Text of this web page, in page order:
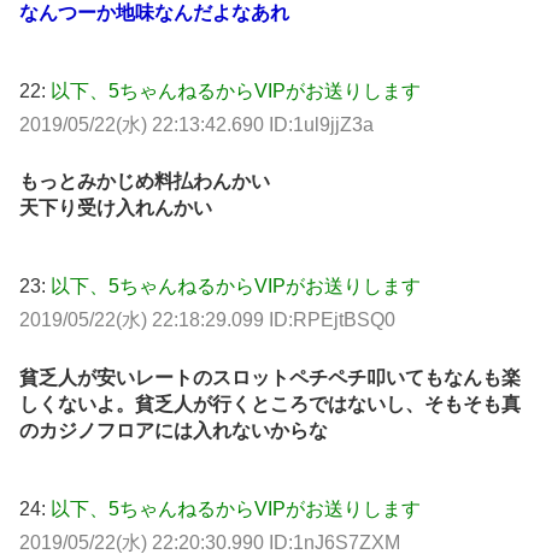
なんつーか地味なんだよなあれ
22: 以下、5ちゃんねるからVIPがお送りします
2019/05/22(水) 22:13:42.690 ID:1ul9jjZ3a
もっとみかじめ料払わんかい
天下り受け入れんかい
23: 以下、5ちゃんねるからVIPがお送りします
2019/05/22(水) 22:18:29.099 ID:RPEjtBSQ0
貧乏人が安いレートのスロットペチペチ叩いてもなんも楽
しくないよ。貧乏人が行くところではないし、そもそも真
のカジノフロアには入れないからな
24: 以下、5ちゃんねるからVIPがお送りします
2019/05/22(水) 22:20:30.990 ID:1nJ6S7ZXM